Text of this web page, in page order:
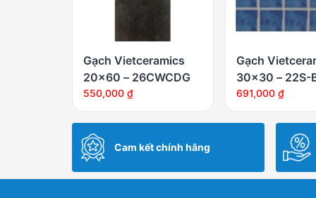
Gạch Vietceramics
20×60 – 26CWCDG
550,000 ₫
Gạch
30×30 – 22S-
691,000 ₫
Cam kết chính hãng